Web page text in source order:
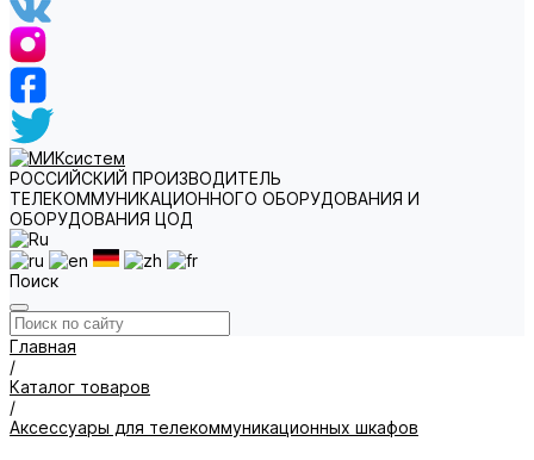
РОССИЙСКИЙ ПРОИЗВОДИТЕЛЬ
ТЕЛЕКОММУНИКАЦИОННОГО ОБОРУДОВАНИЯ И
ОБОРУДОВАНИЯ ЦОД
Поиск
Главная
/
Каталог товаров
/
Аксессуары для телекоммуникационных шкафов